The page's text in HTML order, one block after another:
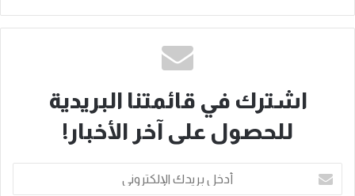
اشترك في قائمتنا البريدية
للحصول على آخر الأخبار!
بريدك